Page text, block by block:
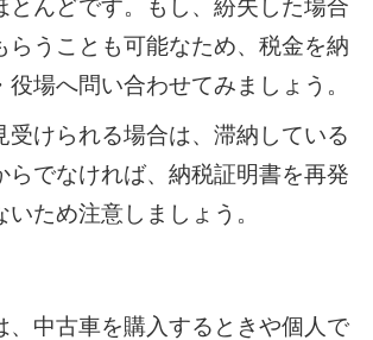
とんどです。もし、紛失した場合
らうことも可能なため、税金を納
場へ問い合わせてみましょう。
受けられる場合は、滞納している
らでなければ、納税証明書を再発
ため注意しましょう。
、中古車を購入するときや個人で